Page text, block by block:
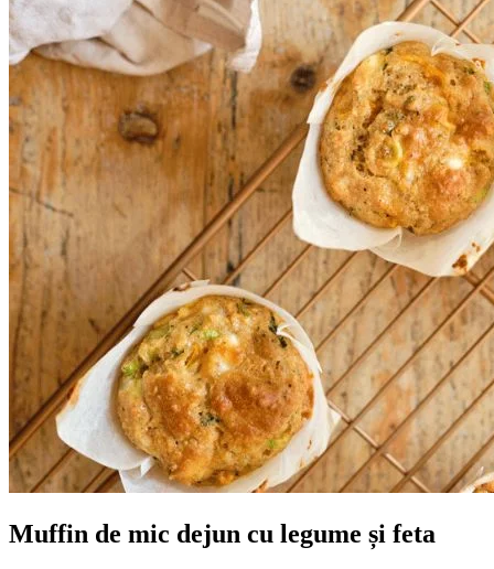
Muffin de mic dejun cu legume și feta